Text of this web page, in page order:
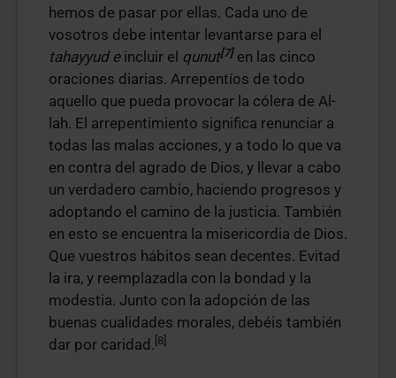
hemos de pasar por ellas. Cada uno de
vosotros debe intentar levantarse para el
tahayyud eincluir el qunut[7] en las cinco
oraciones diarias. Arrepentíos de todo
aquello que pueda provocar la cólera de Al-
lah. El arrepentimiento significa renunciar a
todas las malas acciones, y a todo lo que va
en contra del agrado de Dios, y llevar a cabo
un verdadero cambio, haciendo progresos y
adoptando el camino de la justicia. También
en esto se encuentra la misericordia de Dios.
Que vuestros hábitos sean decentes. Evitad
la ira, y reemplazadla con la bondad y la
modestia. Junto con la adopción de las
buenas cualidades morales, debéis también
dar por caridad. [8]